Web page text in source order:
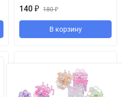
140 ₽ 180₽
В корзину